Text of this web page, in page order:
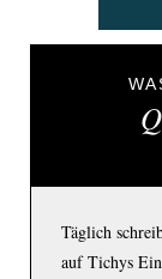
Täglich
auf Tichys